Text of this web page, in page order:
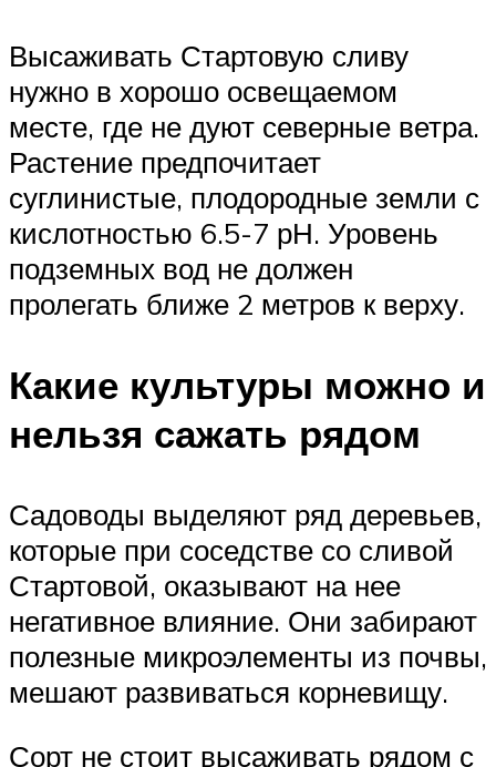
Высаживать Стартовую сливу
нужно в хорошо освещаемом
месте, где не дуют северные ветра.
Растение предпочитает
суглинистые, плодородные земли с
кислотностью 6.5-7 рН. Уровень
подземных вод не должен
пролегать ближе 2 метров к верху.
Какие культуры можно и
нельзя сажать рядом
Садоводы выделяют ряд деревьев,
которые при соседстве со сливой
Стартовой, оказывают на нее
негативное влияние. Они забирают
полезные микроэлементы из почвы,
мешают развиваться корневищу.
Сорт не стоит высаживать рядом с